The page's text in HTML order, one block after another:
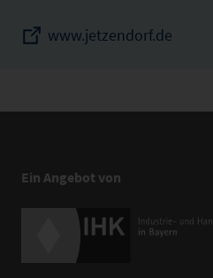
www.jetzendorf.de
Ein Angebot von